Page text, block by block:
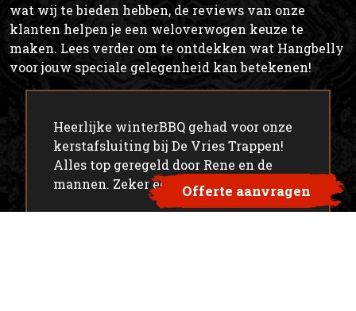
Heerlijke winterBBQ gehad voor onze
kerstafsluiting bij De Vries Trappen!
Alles top geregeld door Rene en de
mannen. Zeker een aanrader.
wat wij te bieden hebben, de reviews van onze
klanten helpen je een weloverwogen keuze te
maken. Lees verder om te ontdekken wat Hangbelly
voor jouw speciale gelegenheid kan betekenen!
Offerte aanvragen